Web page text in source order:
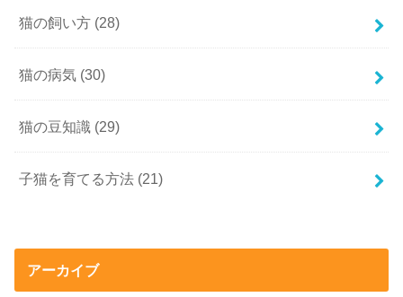
猫の飼い方 (28)
猫の病気 (30)
猫の豆知識 (29)
子猫を育てる方法 (21)
アーカイブ